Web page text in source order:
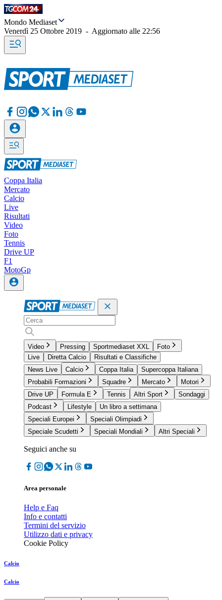
Mondo Mediaset
Venerdì 25 Ottobre 2019 - Aggiornato alle 22:56
Coppa Italia
Mercato
Calcio
Live
Risultati
Video
Foto
Tennis
Drive UP
F1
MotoGp
Video Pressing Sportmediaset XXL
Foto
Live
Diretta Calcio
Risultati e Classifiche
News Live
Calcio Coppa Italia
Supercoppa Italiana
Probabili Formazioni
Squadre Mercato
Motori
Drive UP
Formula E Tennis Altri Sport
Sondaggi
Podcast
Lifestyle
Un libro a settimana
Speciali Europei
Speciali Olimpiadi
Speciale Scudetti
Speciali Mondiali Altri Speciali
Seguici anche su
Area personale
Help e Faq
Info e contatti
Termini del servizio
Utilizzo dati e privacy
Cookie Policy
Calcio
Calcio